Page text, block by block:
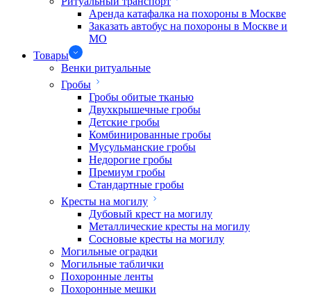
Аренда катафалка на похороны в Москве
Заказать автобус на похороны в Москве и
МО
Товары
Венки ритуальные
Гробы
Гробы обитые тканью
Двухкрышечные гробы
Детские гробы
Комбинированные гробы
Мусульманские гробы
Недорогие гробы
Премиум гробы
Стандартные гробы
Кресты на могилу
Дубовый крест на могилу
Металлические кресты на могилу
Сосновые кресты на могилу
Могильные оградки
Могильные таблички
Похоронные ленты
Похоронные мешки